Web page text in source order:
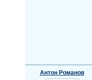
Антон Романов